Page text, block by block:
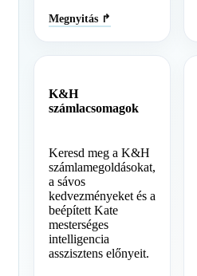
Megnyitás ↱
K&H
számlacsomagok
Keresd meg a K&H
számlamegoldásokat,
a sávos
kedvezményeket és a
beépített Kate
mesterséges
intelligencia
asszisztens előnyeit.